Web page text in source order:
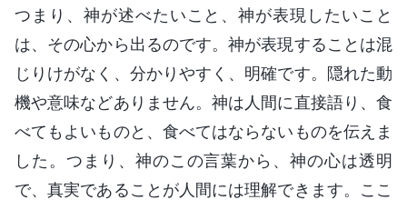
つまり、神が述べたいこと、神が表現したいこと
は、その心から出るのです。神が表現することは混
じりけがなく、分かりやすく、明確です。隠れた動
機や意味などありません。神は人間に直接語り、食
べてもよいものと、食べてはならないものを伝えま
した。つまり、神のこの言葉から、神の心は透明
で、真実であることが人間には理解できます。ここ